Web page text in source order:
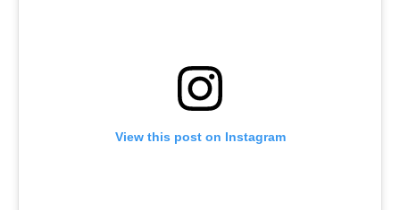
View this post on Instagram